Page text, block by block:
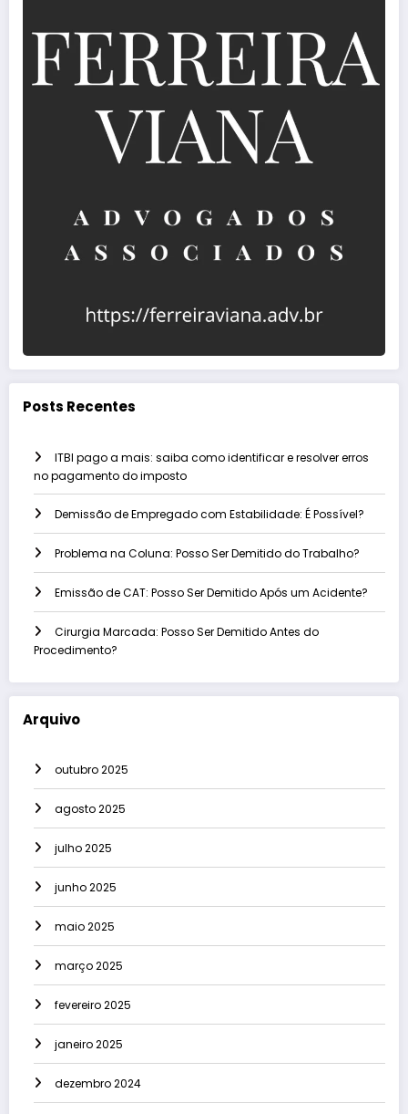
Posts Recentes
ITBI pago a mais: saiba como identificar e resolver erros
no pagamento do imposto
Demissão de Empregado com Estabilidade: É Possível?
Problema na Coluna: Posso Ser Demitido do Trabalho?
Emissão de CAT: Posso Ser Demitido Após um Acidente?
Cirurgia Marcada: Posso Ser Demitido Antes do
Procedimento?
Arquivo
outubro 2025
agosto 2025
julho 2025
junho 2025
maio 2025
março 2025
fevereiro 2025
janeiro 2025
dezembro 2024